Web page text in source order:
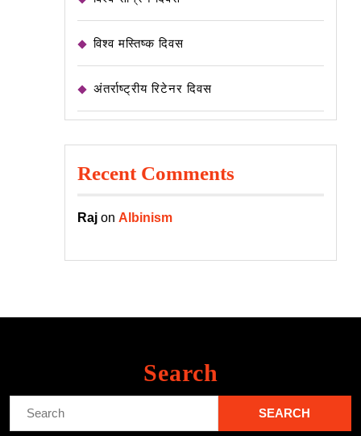
विश्व मस्तिष्क दिवस
अंतर्राष्ट्रीय रिटेनर दिवस
Recent Comments
Raj on Albinism
Search